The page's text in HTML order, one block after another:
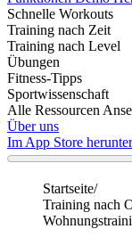
Schnelle Workouts
Training nach Zeit
Training nach Level
Übungen
Fitness-Tipps
Sportwissenschaft
Alle Ressourcen
Über uns
Im App Store
Startseite/
Training nach